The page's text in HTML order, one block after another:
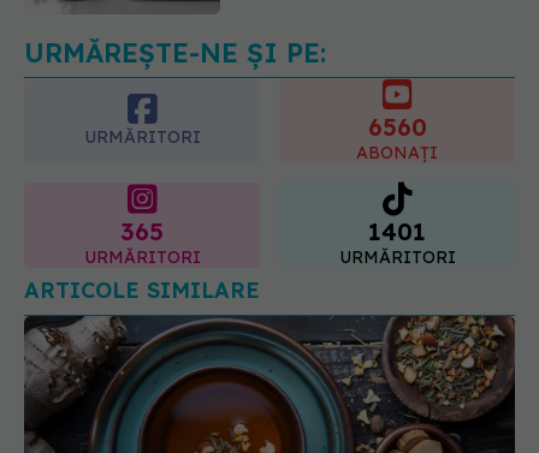
EXCLUSIV Brahiterapie vs
radioterapie externă în cancerul
ginecologic. Dr. Sorin Bogdan
(SANADOR) explică diferența și
cum acționează tratamentul
URMĂREȘTE-NE ȘI PE:
URMĂRITORI 6560
ABONAȚI
365
URMĂRITORI
1401
URMĂRITORI
ARTICOLE SIMILARE